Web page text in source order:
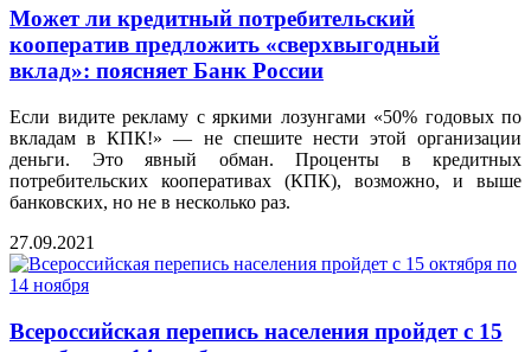
Может ли кредитный потребительский
кооператив предложить «сверхвыгодный
вклад»: поясняет Банк России
Если видите рекламу с яркими лозунгами «50% годовых по
вкладам в КПК!» — не спешите нести этой организации
деньги. Это явный обман. Проценты в кредитных
потребительских кооперативах (КПК), возможно, и выше
банковских, но не в несколько раз.
27.09.2021
Всероссийская перепись населения пройдет с 15